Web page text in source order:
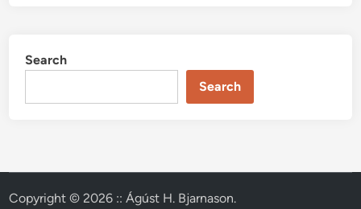
Search
Search
Copyright © 2026 :: Ágúst H. Bjarnason.